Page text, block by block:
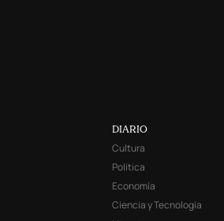
DIARIO
Cultura
Política
Economía
Ciencia y Tecnología